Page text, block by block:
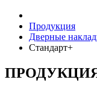
Продукция
Дверные
Стандарт+